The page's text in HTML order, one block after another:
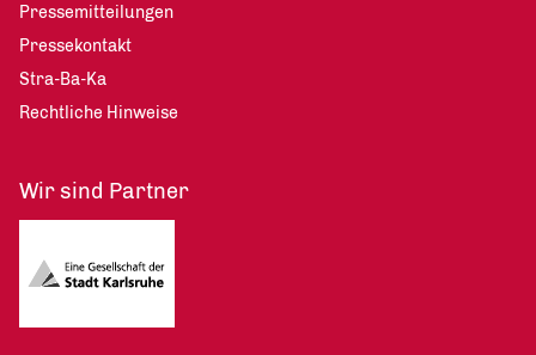
Pressemitteilungen
Pressekontakt
Stra-Ba-Ka
Rechtliche Hinweise
Wir sind Partner